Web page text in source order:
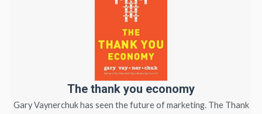
The thank you economy
Gary Vaynerchuk has seen the future of marketing. The Thank